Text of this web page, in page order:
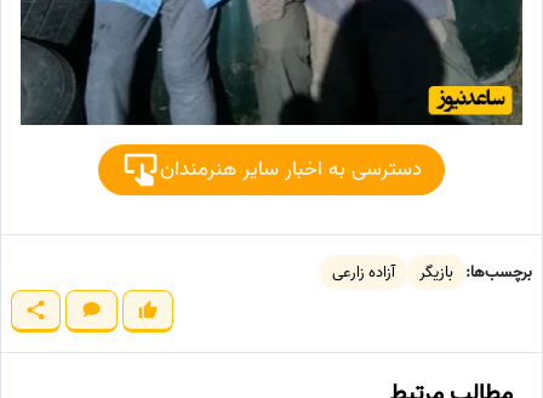
دسترسی به اخبار سایر هنرمندان
برچسب‌ها: بازیگر آزاده زارعی